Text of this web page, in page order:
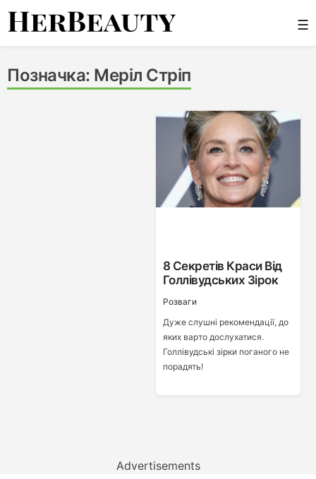
Skip
☰
Позначка: Меріл Стріп
8 Секретів Краси Від
Голлівудських Зірок
Розваги
Дуже слушні рекомендації, до
яких варто дослухатися.
Голлівудські зірки поганого не
порадять!
Advertisements